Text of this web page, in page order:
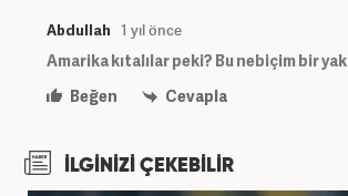
Abdullah 1 yıl önce
Amarika kıtalılar peki? Bu nebiçim bir
Beğen
Cevapla
İLGİNİZİ ÇEKEBİLİR